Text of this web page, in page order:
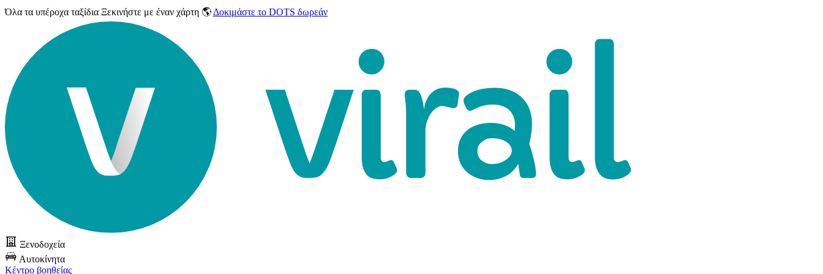
Όλα τα υπέροχα ταξίδια Ξεκινήστε με έναν χάρτη 🌎 Δοκιμάστε το DOTS δωρεάν
Ξενοδοχεία
Αυτοκίνητα
Κέντρο βοηθείας